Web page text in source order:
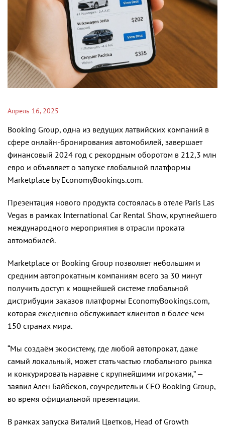
Апрель 16, 2025
Booking Group, одна из ведущих латвийских компаний в
сфере онлайн-бронирования автомобилей, завершает
финансовый 2024 год с рекордным оборотом в 212,3 млн
евро и объявляет о запуске глобальной платформы
Marketplace by EconomyBookings.com.
Презентация нового продукта состоялась в отеле Paris Las
Vegas в рамках International Car Rental Show, крупнейшего
международного мероприятия в отрасли проката
автомобилей.
Marketplace от Booking Group позволяет небольшим и
средним автопрокатным компаниям всего за 30 минут
получить доступ к мощнейшей системе глобальной
дистрибуции заказов платформы EconomyBookings.com,
которая ежедневно обслуживает клиентов в более чем
150 странах мира.
“Мы создаём экосистему, где любой автопрокат, даже
самый локальный, может стать частью глобального рынка
и конкурировать наравне с крупнейшими игроками,” —
заявил Ален Байбеков, соучредитель и CEO Booking Group,
во время официальной презентации.
В рамках запуска Виталий Цветков, Head of Growth